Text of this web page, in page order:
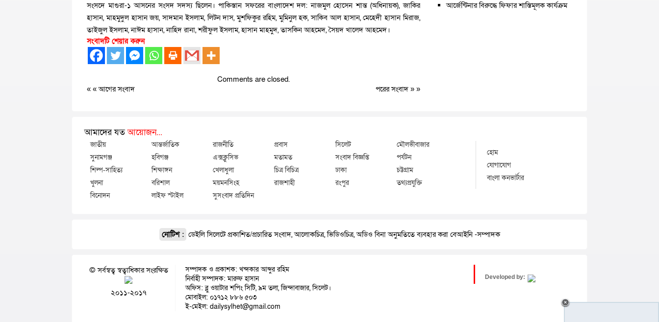
সংসদে মাগুরা-১ আসনের সংসদ সদস্য ছিলেন। পাকিস্তান সফরের বাংলাদেশ দল: নাজমুল হোসেন শান্ত (অধিনায়ক), জাকির
হাসান, মাহমুদুল হাসান জয়, সাদমান ইসলাম, লিটন দাস, মুশফিকুর রহিম, মুমিনুল হক, সাকিব আল হাসান, মেহেদী হাসান মিরাজ,
তাইজুল ইসলাম, নাঈম হাসান, নাহিদ রানা, শরীফুল ইসলাম, হাসান মাহমুদ, তাসকিন আহমেদ, সৈয়দ খালেদ আহমেদ।
সংবাদটি শেয়ার করুন
Comments are closed.
« «আগের সংবাদ পরের সংবাদ » »
আর্জেন্টিনার বিরুদ্ধে ফিফার শাস্তিমূলক কার্যক্রম
আমাদের যতআয়োজন...
জাতীয় আন্তর্জাতিক রাজনীতি প্রবাস সিলেট
মৌলভীবাজার
সুনামগঞ্জ
হবিগঞ্জ এক্সক্লুসিভ মতামত সংবাদ বিজ্ঞপ্তি
পর্যটন
শিল্প-সাহিত্য
শিক্ষাঙ্গন খেলাধুলা চিত্র বিচিত্র ঢাকা
চট্টগ্রাম
খুলনা
বরিশাল ময়মনসিংহ রাজশাহী রংপুর
তথ্যপ্রযুক্তি
বিনোদন
লাইফ স্টাইল সুসংবাদ প্রতিদিন
হোম
যোগাযোগ
বাংলা কনভার্টার
নোটিশ : ডেইলি সিলেটে প্রকাশিত/প্রচারিত সংবাদ, আলোকচিত্র, ভিডিওচিত্র, অডিও বিনা অনুমতিতে ব্যবহার করা বেআইনি -সম্পাদক
© সর্বস্বত্ব স্বত্বাধিকার সংরক্ষিত
২০১১-২০১৭
সম্পাদক ও প্রকাশক: খন্দকার আব্দুর রহিম
নির্বাহী সম্পাদক: মারুফ হাসান
অফিস: ব্লু ওয়াটার শপিং সিটি, ৯ম তলা, জিন্দাবাজার, সিলেট।
মোবাইল: ০১৭১২ ৮৮৬ ৫০৩
ই-মেইল: dailysylhet@gmail.com
Developed by: